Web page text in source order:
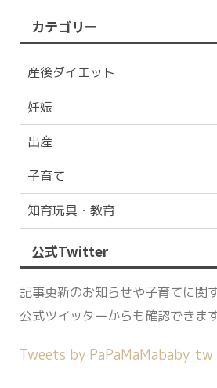
カテゴリー
産後ダイエット
妊娠
出産
子育て
知育玩具・教育
公式Twitter
記事更新のお知らせや子育てに関
公式ツイッターからも確認できま
Tweets by PaPaMaMababy_tw